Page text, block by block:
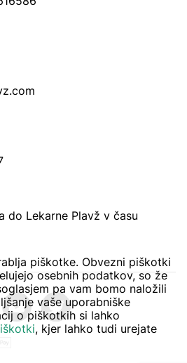
do Lekarne Plavž v času
piškotke. Obvezni piškotki
osebnih podatkov, so že
pa vam bomo naložili
vaše uporabniške
o piškotkih si lahko
, kjer lahko tudi urejate